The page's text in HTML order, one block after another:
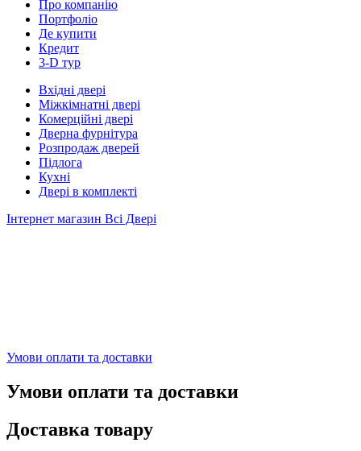
Про компанію
Портфоліо
Де купити
Кредит
3-D тур
Вхідні двері
Міжкімнатні двері
Комерційні двері
Дверна фурнітура
Розпродаж дверей
Підлога
Кухні
Двері в комплекті
Інтернет магазин Всі Двері
Умови оплати та доставки
Умови оплати та доставки
Доставка товару